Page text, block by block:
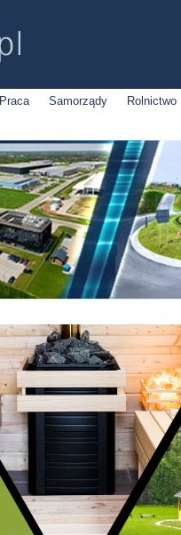
Praca Samorządy Rolnictwo